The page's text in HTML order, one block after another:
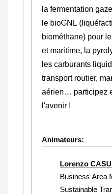
la fermentation
le bioGNL
biométhane) pour
et maritime, la
les carburants
transport routier,
aérien… participez
l'avenir !
Animateurs:
Lorenzo
Business Area
Sustainable